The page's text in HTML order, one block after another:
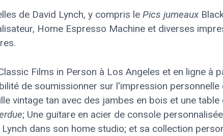
de David Lynch, y compris le Pics jumeaux
Home Espresso Machine et diverses
Films in Person à Los Angeles et en ligne à
de soumissionner sur l'impression personnelle
vintage tan avec des jambes en bois et une
; Une guitare en acier de console
dans son home studio; et sa collection